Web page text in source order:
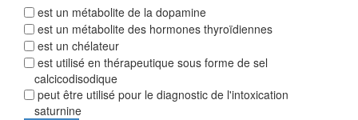
est un métabolite de la dopamine
est un métabolite des hormones thyroïdiennes
est un chélateur
est utilisé en thérapeutique sous forme de sel
calcicodisodique
peut être utilisé pour le diagnostic de l'intoxication
saturnine